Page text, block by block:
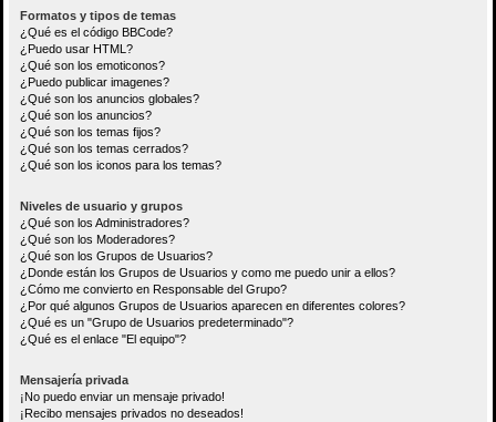
Formatos y tipos de temas
¿Qué es el código BBCode?
¿Puedo usar HTML?
¿Qué son los emoticonos?
¿Puedo publicar imagenes?
¿Qué son los anuncios globales?
¿Qué son los anuncios?
¿Qué son los temas fijos?
¿Qué son los temas cerrados?
¿Qué son los iconos para los temas?
Niveles de usuario y grupos
¿Qué son los Administradores?
¿Qué son los Moderadores?
¿Qué son los Grupos de Usuarios?
¿Donde están los Grupos de Usuarios y como me puedo unir a ellos?
¿Cómo me convierto en Responsable del Grupo?
¿Por qué algunos Grupos de Usuarios aparecen en diferentes colores?
¿Qué es un "Grupo de Usuarios predeterminado"?
¿Qué es el enlace "El equipo"?
Mensajería privada
¡No puedo enviar un mensaje privado!
¡Recibo mensajes privados no deseados!